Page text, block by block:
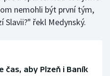
nemohli být první tým,
Slavii?" řekl Medynský.
čas, aby Plzeň i Baník